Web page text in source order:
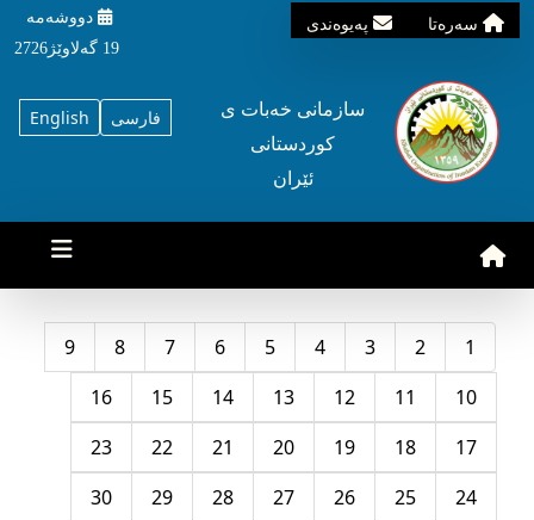
سه‌ره‌تا په‌یوه‌ندی
دووشه‌مه‌‌
19 گه‌لاوێژ2726
English فارسی
سازمانی خه‌بات ی
کوردستانی
ئێران
1
2
3
4
5
6
7
8
9
10
11
12
13
14
15
16
17
18
19
20
21
22
23
24
25
26
27
28
29
30